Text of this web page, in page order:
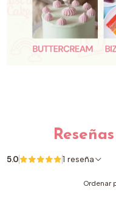
5.0 1 reseña
Ordenar